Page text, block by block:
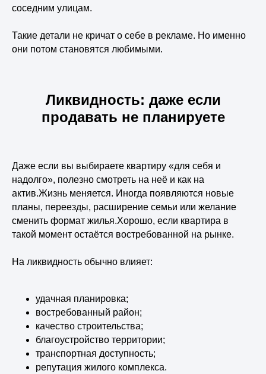
соседним улицам.
Такие детали не кричат о себе в рекламе. Но именно
они потом становятся любимыми.
Ликвидность: даже если
продавать не планируете
Даже если вы выбираете квартиру «для себя и
надолго», полезно смотреть на неё и как на
актив.Жизнь меняется. Иногда появляются новые
планы, переезды, расширение семьи или желание
сменить формат жилья.Хорошо, если квартира в
такой момент остаётся востребованной на рынке.
На ликвидность обычно влияет:
удачная планировка;
востребованный район;
качество строительства;
благоустройство территории;
транспортная доступность;
репутация жилого комплекса.
Переезжайте
ООО Специализированный
застройщик «ДКК-ДВ»
ЗВОНИТЕ
Выбрать квартиру